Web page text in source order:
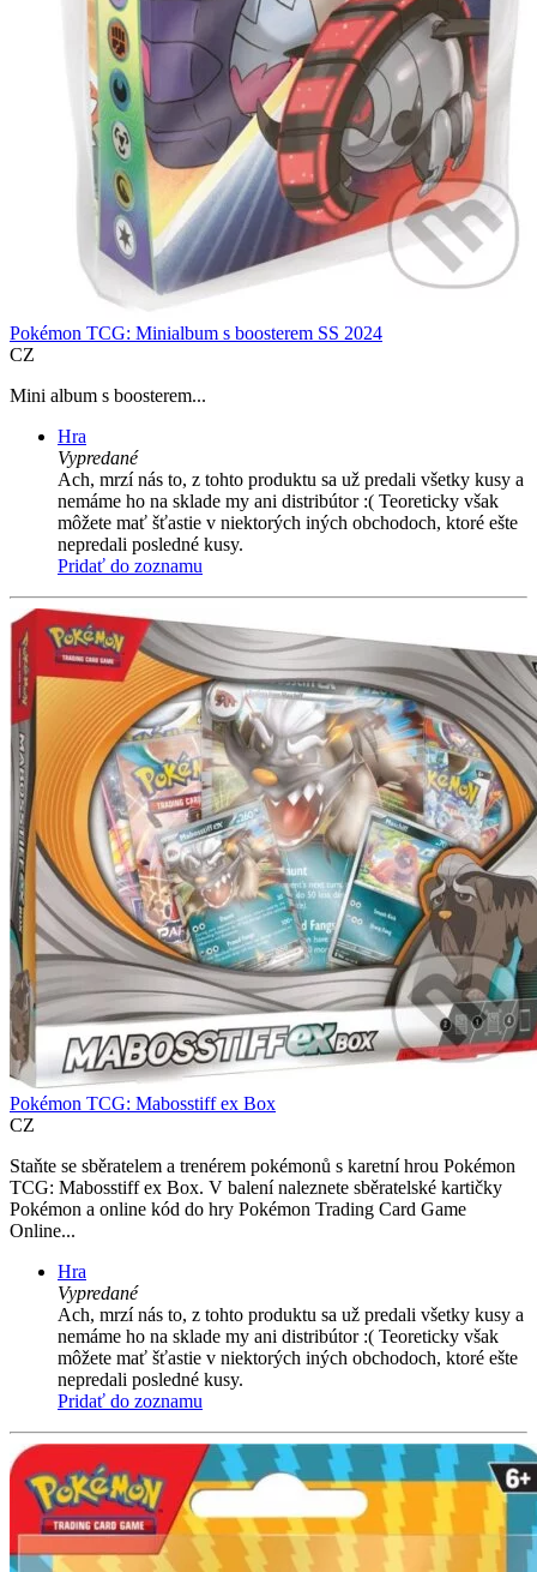
Pokémon TCG: Minialbum s boosterem SS 2024
CZ
Mini album s boosterem...
Hra
Vypredané
Ach, mrzí nás to, z tohto produktu sa už predali všetky kusy a
nemáme ho na sklade my ani distribútor :( Teoreticky však
môžete mať šťastie v niektorých iných obchodoch, ktoré ešte
nepredali posledné kusy.
Pridať do zoznamu
Pokémon TCG: Mabosstiff ex Box
CZ
Staňte se sběratelem a trenérem pokémonů s karetní hrou Pokémon
TCG: Mabosstiff ex Box. V balení naleznete sběratelské kartičky
Pokémon a online kód do hry Pokémon Trading Card Game
Online...
Hra
Vypredané
Ach, mrzí nás to, z tohto produktu sa už predali všetky kusy a
nemáme ho na sklade my ani distribútor :( Teoreticky však
môžete mať šťastie v niektorých iných obchodoch, ktoré ešte
nepredali posledné kusy.
Pridať do zoznamu